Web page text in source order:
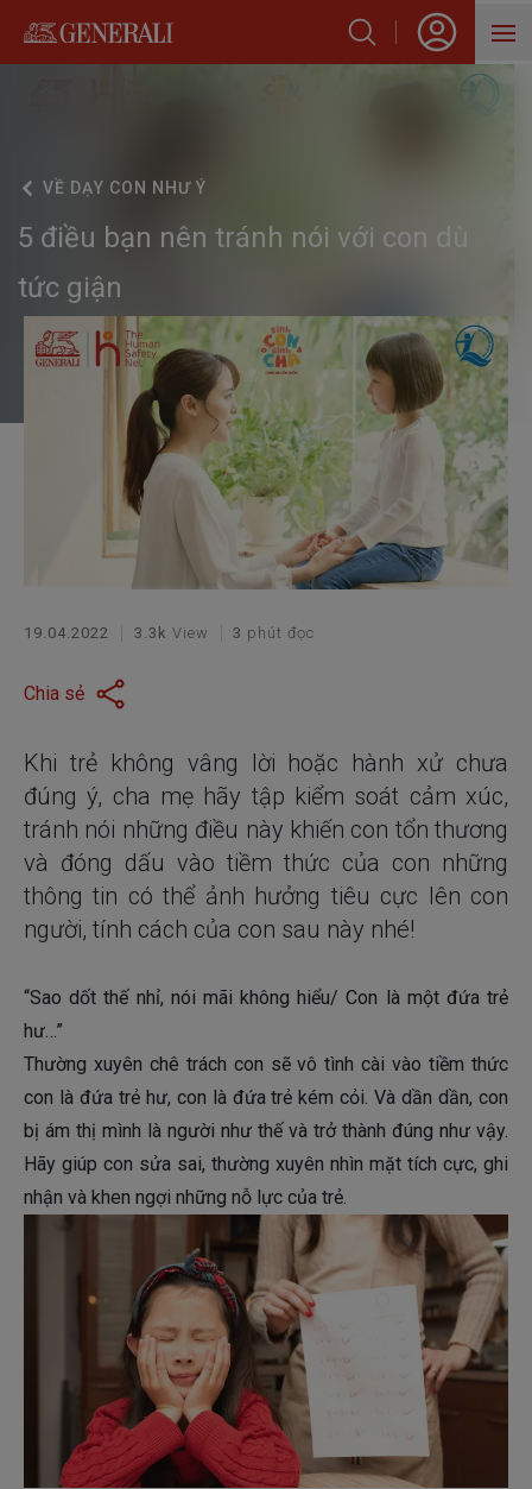
VỀ DẠY CON NHƯ Ý
5 điều bạn nên tránh nói với con dù
tức giận
19.04.2022 3.3k View 3 phút đọc
Chia sẻ
Khi trẻ không vâng lời hoặc hành xử chưa
đúng ý, cha mẹ hãy tập kiểm soát cảm xúc,
tránh nói những điều này khiến con tổn thương
và đóng dấu vào tiềm thức của con những
thông tin có thể ảnh hưởng tiêu cực lên con
người, tính cách của con sau này nhé!
“Sao dốt thế nhỉ, nói mãi không hiểu/ Con là một đứa trẻ
hư…”
Thường xuyên chê trách con sẽ vô tình cài vào tiềm thức
con là đứa trẻ hư, con là đứa trẻ kém cỏi. Và dần dần, con
bị ám thị mình là người như thế và trở thành đúng như vậy.
Hãy giúp con sửa sai, thường xuyên nhìn mặt tích cực, ghi
nhận và khen ngợi những nỗ lực của trẻ.